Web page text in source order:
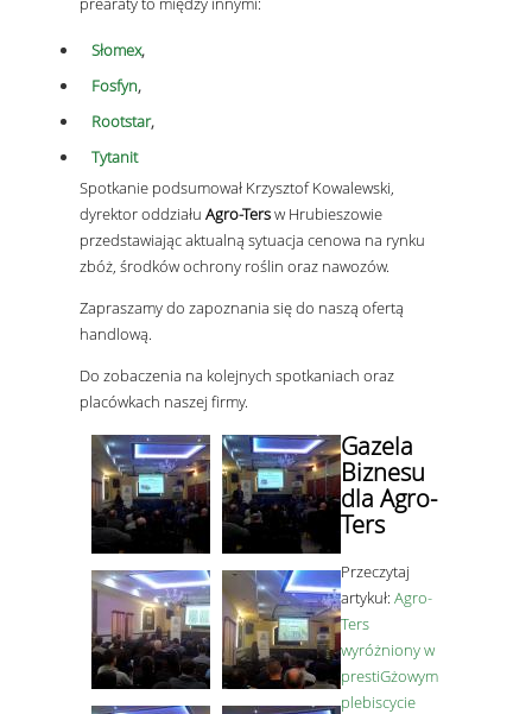
Słomex,
Fosfyn,
Rootstar,
Tytanit
Spotkanie podsumował Krzysztof Kowalewski,
dyrektor oddziałuAgro-Tersw Hrubieszowie
przedstawiając aktualnąsytuacja cenowa na rynku
zbóż, środków ochrony roślin oraz nawozów.
Zapraszamy do zapoznania się do naszą ofertą
handlową.
Do zobaczenia na kolejnych spotkaniach oraz
placówkach naszej firmy.
Gazela
Biznesu
dla Agro-
Ters
Przeczytaj
artykuł:Agro-
Ters
wyróżniony w
prestiGżowym
plebiscycie